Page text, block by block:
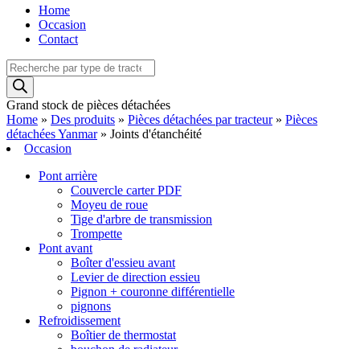
Home
Occasion
Contact
Recherche
de
produits
Grand stock de pièces détachées
Home » Des produits » Pièces détachées par tracteur» Pièces
détachées Yanmar» Joints d'étanchéité
Occasion
Pont arrière
Couvercle carter PDF
Moyeu de roue
Tige d'arbre de transmission
Trompette
Pont avant
Boîter d'essieu avant
Levier de direction essieu
Pignon + couronne différentielle
pignons
Refroidissement
Boîtier de thermostat